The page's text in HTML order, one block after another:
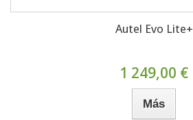
Autel Evo Lite+
1 249,00 €
Más